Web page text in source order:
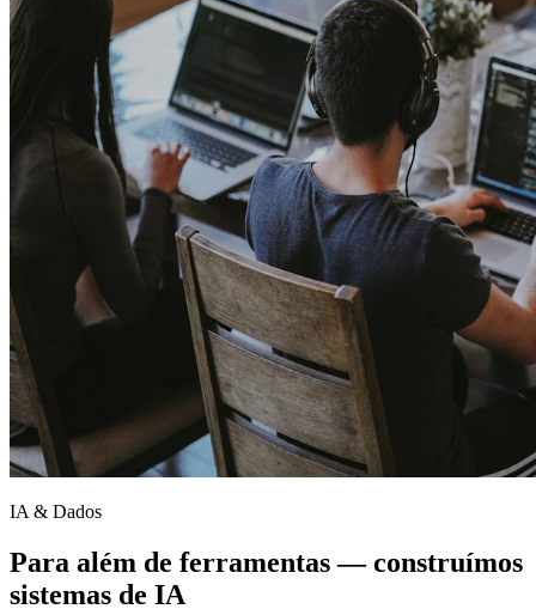
IA & Dados
Para além de ferramentas — construímos
sistemas de IA